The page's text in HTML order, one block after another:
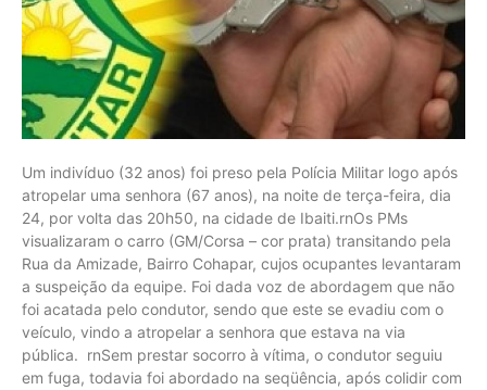
Um indivíduo (32 anos) foi preso pela Polícia Militar logo após
atropelar uma senhora (67 anos), na noite de terça-feira, dia
24, por volta das 20h50, na cidade de Ibaiti.rnOs PMs
visualizaram o carro (GM/Corsa – cor prata) transitando pela
Rua da Amizade, Bairro Cohapar, cujos ocupantes levantaram
a suspeição da equipe. Foi dada voz de abordagem que não
foi acatada pelo condutor, sendo que este se evadiu com o
veículo, vindo a atropelar a senhora que estava na via
pública. rnSem prestar socorro à vítima, o condutor seguiu
em fuga, todavia foi abordado na seqüência, após colidir com